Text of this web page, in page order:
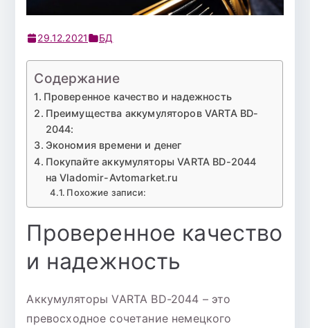
29.12.2021 БД
Содержание
Проверенное качество и надежность
Преимущества аккумуляторов VARTA BD-
2044:
Экономия времени и денег
Покупайте аккумуляторы VARTA BD-2044
на Vladomir-Avtomarket.ru
Похожие записи:
Проверенное качество
и надежность
Аккумуляторы VARTA BD-2044 – это
превосходное сочетание немецкого